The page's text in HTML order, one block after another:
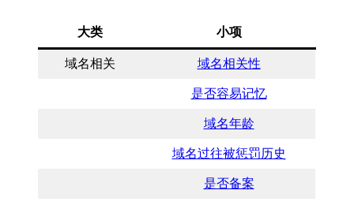
大类 小项
域名相关 域名相关性
是否容易记忆
域名年龄
域名过往被惩罚历史
是否备案